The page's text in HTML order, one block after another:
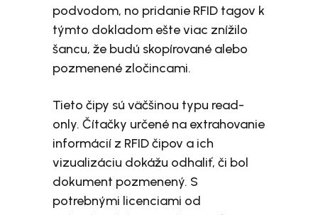
podvodom, no pridanie RFID tagov k
týmto dokladom ešte viac znížilo
šancu, že budú skopírované alebo
pozmenené zločincami.
Tieto čipy sú väčšinou typu read-
only. Čítačky určené na extrahovanie
informácií z RFID čipov a ich
vizualizáciu dokážu odhaliť, či bol
dokument pozmenený. S
potrebnými licenciami od